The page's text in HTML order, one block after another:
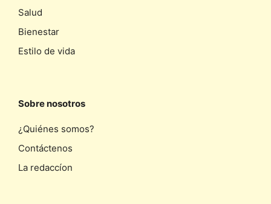
Salud
Bienestar
Estilo de vida
Sobre nosotros
¿Quiénes somos?
Contáctenos
La redaccíon